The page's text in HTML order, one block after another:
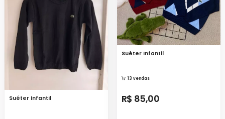
Suéter Infantil
Suéter Infantil
13 vendas
R$ 85,00